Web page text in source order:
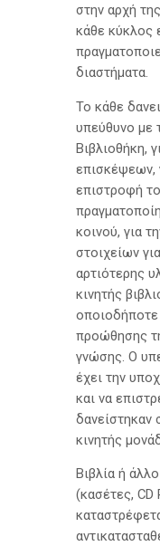
στην αρχή
κάθε κύκλος
διαστήματα.
Το κάθε
υπεύθυνο με
Βιβλιοθήκη,
επισκέψεων,
επιστροφή
κοινού, για
στοιχείων
αρτιότερης
κινητής
οποιοδήποτε
προώθησης
γνώσης. Ο
έχει την
και να
δανείστηκαν
κινητής
Βιβλία ή
(κασέτες, CD